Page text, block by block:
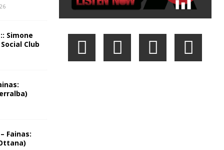
Simone
Club
Fainas: